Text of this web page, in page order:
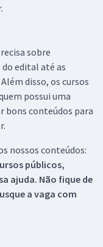
sobre
edital até as
disso, os cursos
possui uma
bons conteúdos para
nossos conteúdos:
públicos,
ajuda. Não fique de
a vaga com